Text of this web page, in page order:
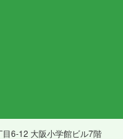
6-12 大阪小学館ビル7階